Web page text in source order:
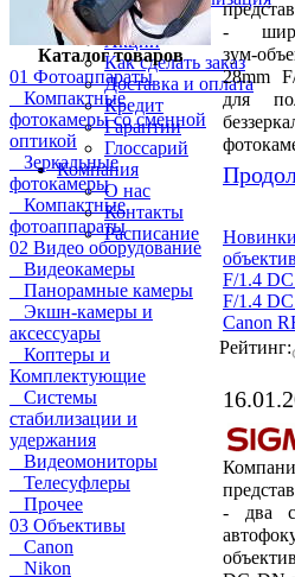
Покупателям
Акции
Как сделать заказ
Доставка и оплата
Кредит
Гарантии
Глоссарий
Компания
О нас
Контакты
Расписание
Каталог товаров
01 Фотоаппараты
Компактные
фотокамеры со сменной
оптикой
Зеркальные
фотокамеры
Компактные
фотоаппараты
02 Видео оборудование
Видеокамеры
Панорамные камеры
Экшн-камеры и
аксессуары
Коптеры и
Комплектующие
Системы
стабилизации и
удержания
Видеомониторы
Телесуфлеры
Прочее
03 Объективы
Canon
Nikon
-
зум-
28mm
для
F/1.4
F/1.4
Canon
Рейтинг:
- два